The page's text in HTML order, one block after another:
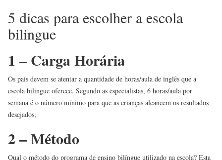
5 dicas para escolher a escola
bilingue
1 – Carga Horária
Os pais devem se atentar a quantidade de horas/aula de inglês que a
escola bilingue oferece. Segundo as especialistas, 6 horas/aula por
semana é o número mínimo para que as crianças alcancem os resultados
desejados;
2 – Método
Qual o método do programa de ensino bilíngue utilizado na escola? Esta